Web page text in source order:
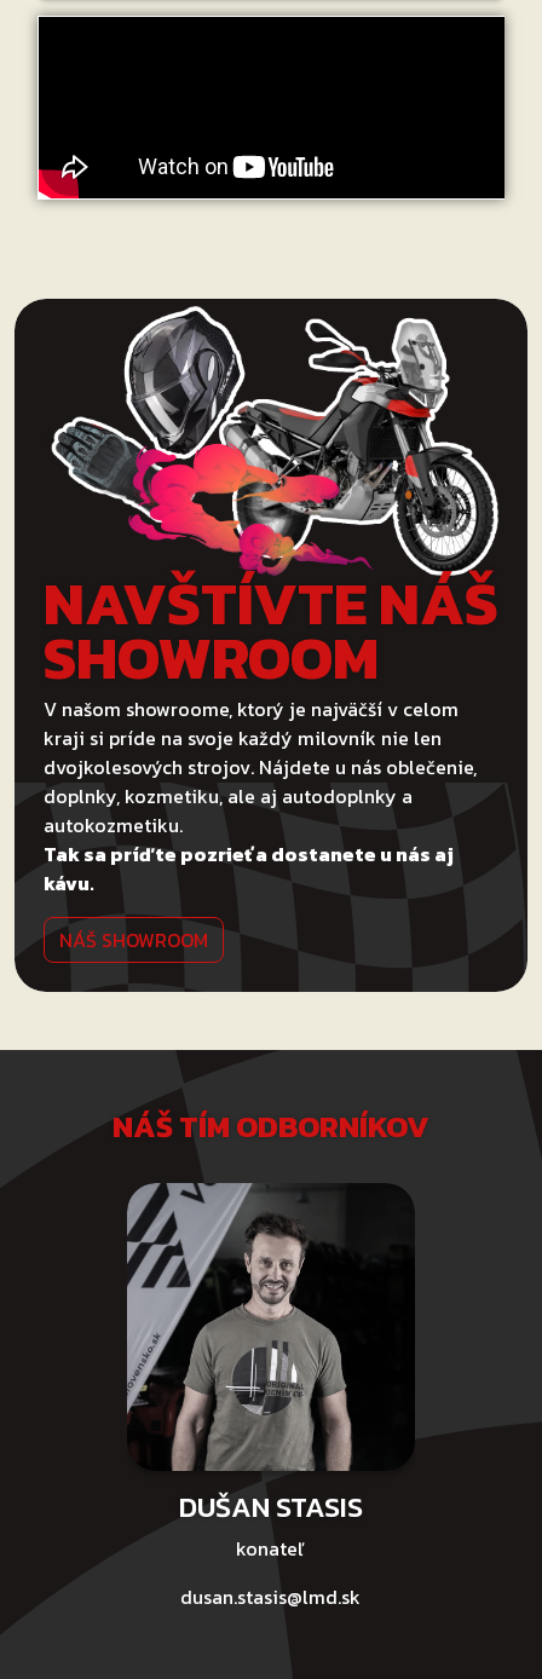
NAVŠTÍVTE NÁŠ
SHOWROOM
V našom showroome, ktorý je najväčší v celom
kraji si príde na svoje každý milovník nie len
dvojkolesových strojov. Nájdete u nás oblečenie,
doplnky, kozmetiku, ale aj autodoplnky a
autokozmetiku.
Tak sa príďte pozrieť a dostanete u nás aj
kávu.
NÁŠ SHOWROOM
NÁŠ TÍM ODBORNÍKOV
DUŠAN STASIS
konateľ
dusan.stasis@lmd.sk